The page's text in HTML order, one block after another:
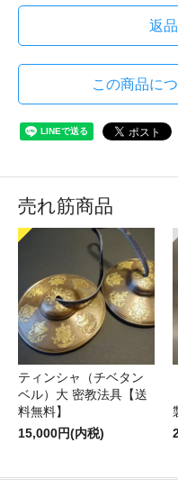
返
この商品に
売れ筋商品
ティンシャ（チベタン
ベル）大 密教法具【送
料無料】
15,000円(内税)